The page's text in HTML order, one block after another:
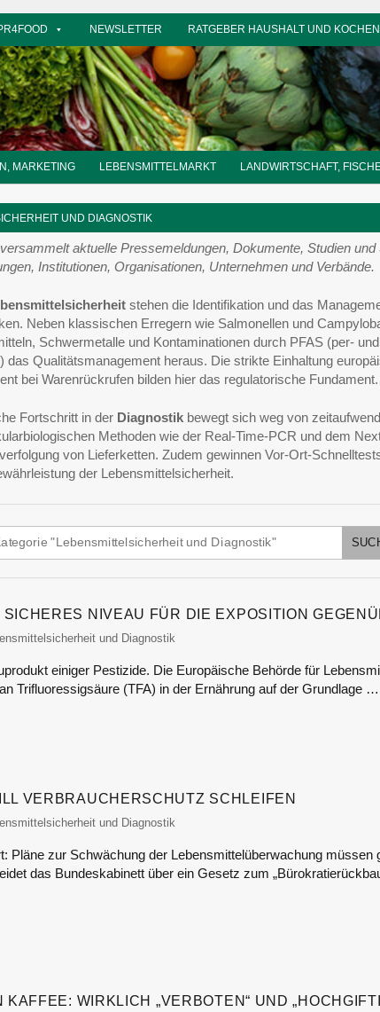
NEWSLETTER RATGEBER HAUSHALT UND KOCHEN
MARKETING LEBENSMITTELMARKT LANDWIRTSCHAFT,
UND DIAGNOSTIK
aktuelle Pressemeldungen, Dokumente, Studien
Institutionen, Organisationen, Unternehmen und Verbände.
stehen die Identifikation und das
Neben klassischen Erregern wie Salmonellen und
Schwermetalle und Kontaminationen durch PFAS (per-
das Qualitätsmanagement heraus. Die strikte Einhaltung
bei Warenrückrufen bilden hier das regulatorische Fundament.
Fortschritt in der Diagnostikbewegt sich weg von
Methoden wie der Real-Time-PCR und dem
von Lieferketten. Zudem gewinnen Vor-Ort-
der Lebensmittelsicherheit.
SICHERES NIVEAU FÜR DIE EXPOSITION
monitor und Diagnostik
einiger Pestizide. Die Europäische Behörde für
Trifluoressigsäure (TFA) in der Ernährung auf der Grundlage …
VERBRAUCHERSCHUTZ SCHLEIFEN
monitor und Diagnostik
Pläne zur Schwächung der Lebensmittelüberwachung müssen
das Bundeskabinett über ein Gesetz zum
KAFFEE: WIRKLICH „VERBOTEN“ UND